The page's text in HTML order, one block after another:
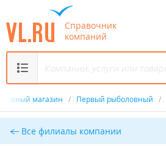
Справочник
компаний
магазин / Первый рыболовный /
Все филиалы компании